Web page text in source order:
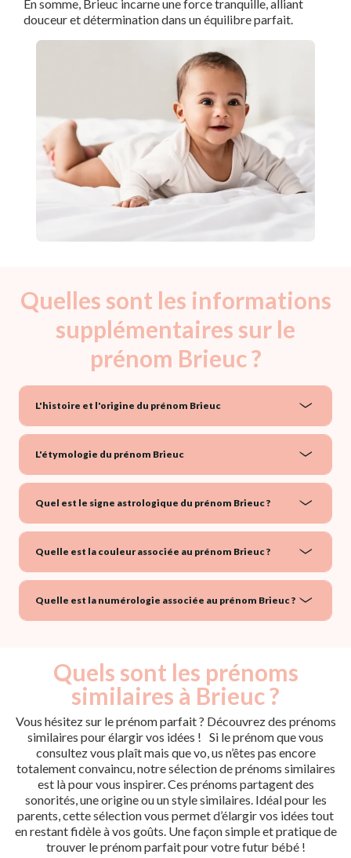
En somme, Brieuc incarne une force tranquille, alliant
douceur et détermination dans un équilibre parfait.
Quelles sont les informations
supplémentaires sur le
prénom Brieuc ?
L'histoire et l'origine du prénom Brieuc
L'étymologie du prénom Brieuc
Quel est le signe astrologique du prénom Brieuc ?
Quelle est la couleur associée au prénom Brieuc ?
Quelle est la numérologie associée au prénom Brieuc ?
Quels sont les prénoms
similaires à Brieuc ?
Vous hésitez sur le prénom parfait ? Découvrez des prénoms
similaires pour élargir vos idées ! Si le prénom que vous
consultez vous plaît mais que vo, us n’êtes pas encore
totalement convaincu, notre sélection de prénoms similaires
est là pour vous inspirer. Ces prénoms partagent des
sonorités, une origine ou un style similaires. Idéal pour les
parents, cette sélection vous permet d’élargir vos idées tout
en restant fidèle à vos goûts. Une façon simple et pratique de
trouver le prénom parfait pour votre futur bébé !